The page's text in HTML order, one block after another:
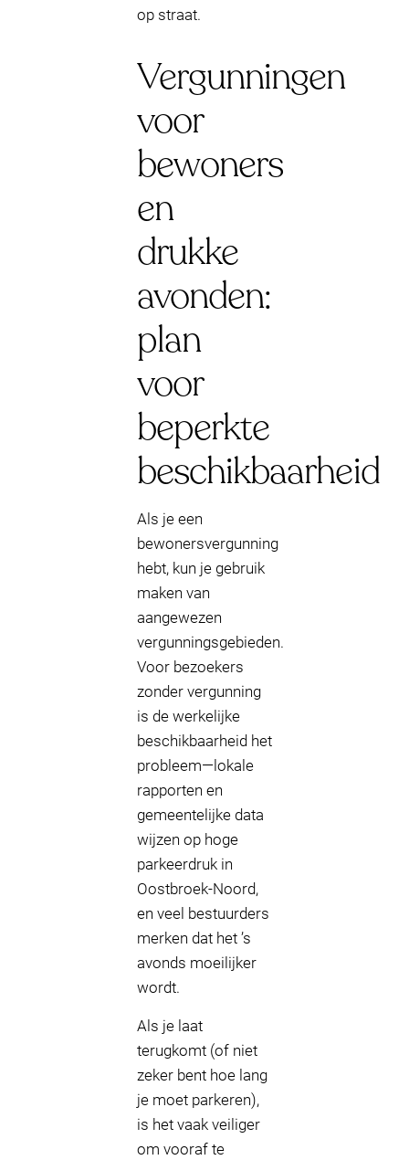
op straat.
Vergunningen
voor
bewoners
en
drukke
avonden:
plan
voor
beperkte
beschikbaarheid
Als je een
bewonersvergunning
hebt, kun je gebruik
maken van
aangewezen
vergunningsgebieden.
Voor bezoekers
zonder vergunning
is de werkelijke
beschikbaarheid het
probleem—lokale
rapporten en
gemeentelijke data
wijzen op hoge
parkeerdruk in
Oostbroek-Noord,
en veel bestuurders
merken dat het ’s
avonds moeilijker
wordt.
Als je laat
terugkomt (of niet
zeker bent hoe lang
je moet parkeren),
is het vaak veiliger
om vooraf te